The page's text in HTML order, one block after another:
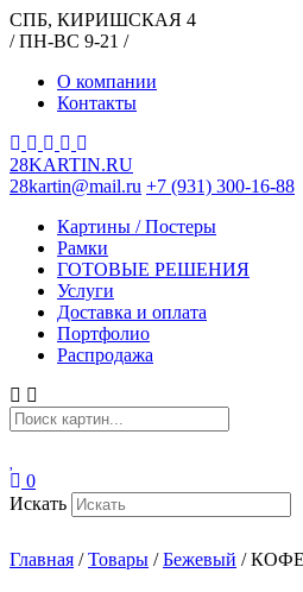
СПБ, КИРИШСКАЯ 4
/ ПН-ВС 9-21 /
О компании
Контакты
28KARTIN.RU
28kartin@mail.ru +7 (931) 300-16-88
Картины / Постеры
Рамки
ГОТОВЫЕ РЕШЕНИЯ
Услуги
Доставка и оплата
Портфолио
Распродажа
0
Искать
Главная /Товары /Бежевый /